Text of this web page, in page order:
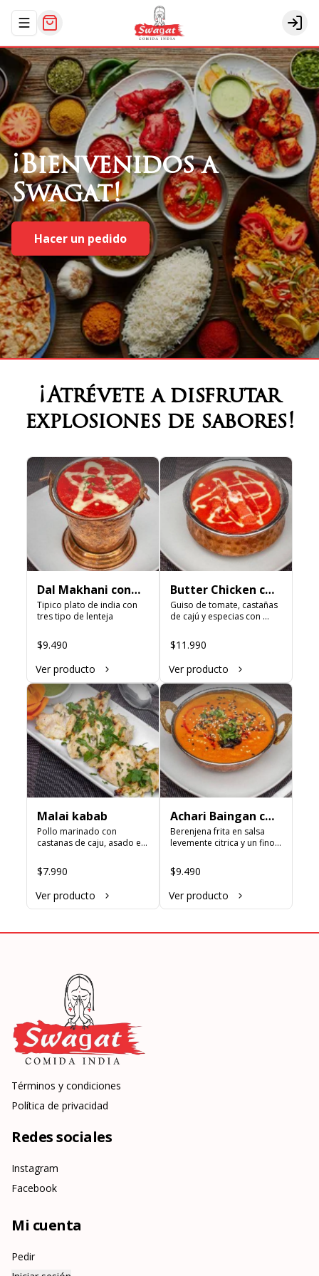
Abrir menu de navegación Login
¡Bienvenidosa
Swagat!
Hacer un pedido
¡Atrévete a disfrutar
explosiones de sabores!
Dal Makhani con
Arroz Basmati
Tipico plato de india con
tres tipo de lenteja
$9.490
Ver producto
Butter Chicken con
Arroz Basmati
Guiso de tomate, castañas
de cajú y especias con
carbón
$11.990
Ver producto
Malai kabab
Pollo marinado con
castanas de caju, asado en
$7.990
Ver producto
Achari Baingan con
Arroz Basmati
Berenjena frita en salsa
levemente citrica y un fino
$9.490
Ver producto
Términos y condiciones
Política de privacidad
Redes sociales
Instagram
Facebook
Mi cuenta
Pedir